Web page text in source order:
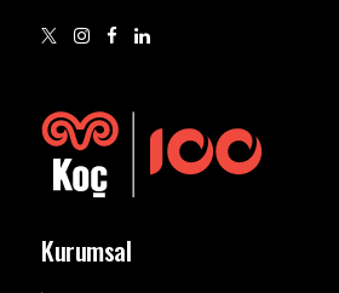
Kurumsal